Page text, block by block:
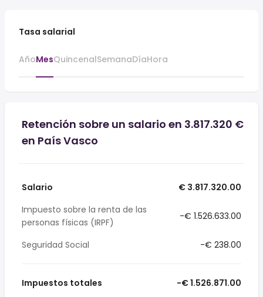
Tasa salarial
AñoMesQuincenalSemanaDíaHora
Retención sobre un salario en 3.817.320 €
en País Vasco
Salario
€ 3.817.320.00
Impuesto sobre la renta de las
personas físicas (IRPF)
-€ 1.526.633.00
Seguridad Social -€ 238.00
Impuestos totales -€ 1.526.871.00